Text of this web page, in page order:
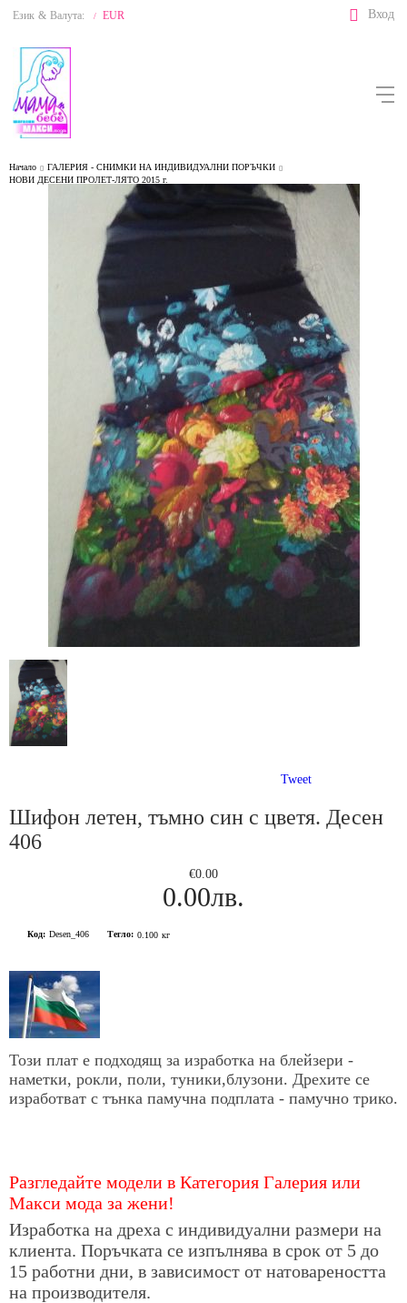
Език & Валута: / EUR Вход
Начало
ГАЛЕРИЯ - СНИМКИ НА ИНДИВИДУАЛНИ ПОРЪЧКИ
НОВИ ДЕСЕНИ ПРОЛЕТ-ЛЯТО 2015 г.
Tweet
Шифон летен, тъмно син с цветя. Десен
406
€0.00
0.00лв.
Код: Desen_406 Тегло: 0.100 кг
Този плат е подходящ за изработка на блейзери -
наметки, рокли, поли, туники,блузони. Дрехите се
изработват с тънка памучна подплата - памучно трико.
Разгледайте модели в Категория Галерия или
Макси мода за жени!
Изработка на дреха с индивидуални размери на
клиента. Поръчката се изпълнява в срок от 5 до
15 работни дни, в зависимост от натовареността
на производителя.